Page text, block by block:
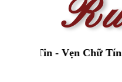
- Vẹn Chữ Tín